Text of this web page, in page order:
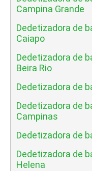
Campina Grande
Dedetizadora de
Caiapo
Dedetizadora de
Beira Rio
Dedetizadora de
Dedetizadora de
Campinas
Dedetizadora de
Dedetizadora de
Helena